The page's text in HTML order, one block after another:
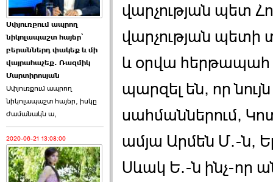
Աննա Վարդապետյանն
ուղերձ է հղել ›››
2026-06-25 23:21:00
Պաշտոնակռիվը սկսված
է. «Հրապարակ» ›››
2026-06-25 17:13:00
Սփյուռքում ապրող
նիկոլապաշտ հայեր՝
բերաններդ փակեք և մի
վայրահաչեք. Ռազմիկ
Մարտիրոսյան
Սփյուռքում ապրող
նիկոլապաշտ հայեր, իսկը
ժամանակն ա,
2020-06-21 13:08:00
վարչության պետ
վարչության պետի
և օրվա հերթապահ
պարզել են, որ
սահմաններում,
ամյա Արմեն Մ.-ն,
Սևակ Ե.-ն ինչ-որ